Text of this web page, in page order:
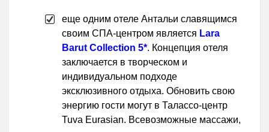
еще одним отеле Антальи славящимся
своим СПА-центром является Lara
Barut Collection 5*. Концепция отеля
заключается в творческом и
индивидуальном подходе
эксклюзивного отдыха. Обновить свою
энергию гости могут в Талассо-центр
Tuva Eurasian. Всевозможные массажи,